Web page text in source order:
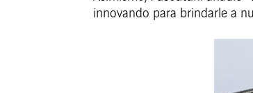
innovando para brindarle a